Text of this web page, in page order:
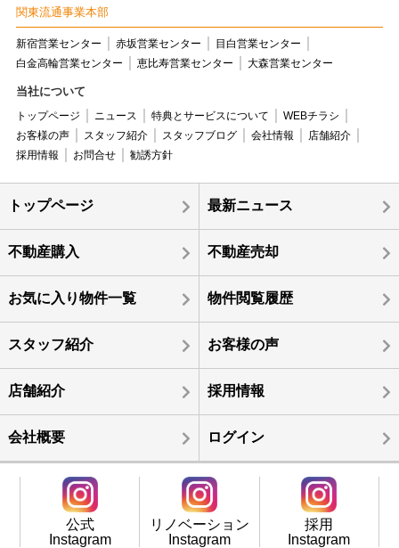
関東流通事業本部
新宿営業センター 赤坂営業センター
目白営業センター
白金高輪営業センター
恵比寿営業センター 大森営業センター
当社について
トップページ ニュース 特典とサービスについて
WEBチラシ
お客様の声
スタッフ紹介 スタッフブログ 会社情報
店舗紹介
採用情報
お問合せ 勧誘方針
トップページ 最新ニュース
不動産購入 不動産売却
お気に入り物件一覧 物件閲覧履歴
スタッフ紹介 お客様の声
店舗紹介 採用情報
会社概要 ログイン
公式
Instagram
リノベーション
Instagram
採用
Instagram